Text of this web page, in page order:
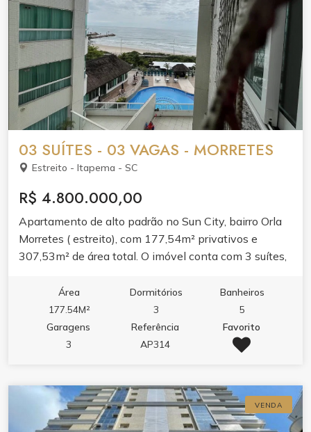
03 SUÍTES - 03 VAGAS - MORRETES
Estreito - Itapema - SC
R$ 4.800.000,00
Apartamento de alto padrão no Sun City, bairro Orla
Morretes ( estreito), com 177,54m² privativos e
307,53m² de área total. O imóvel conta com 3 suítes,
layout valoriza o conforto com living amplo, banheira
hidromassagem e acabamento pensado para o dia a
dia. Espaço ideal para quem busca morar com
tranquilidade em um dos bairros que mais cresce em
hidromassagem na piscina, sauna, academia, sala de
jogos, salão de festas, bar e espaço gourmet.
Área
177.54M²
Dormitórios
3
Banheiros
5
Garagens
3
Referência
AP314
Favorito
VENDA